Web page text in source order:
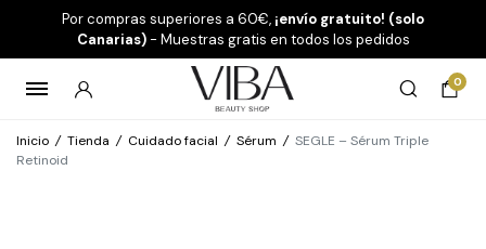
Por compras superiores a 60€, ¡envío gratuito! (solo
Canarias)- Muestras gratis en todos los pedidos
0
Inicio / Tienda / Cuidado facial / Sérum / SEGLE – Sérum Triple
Retinoid